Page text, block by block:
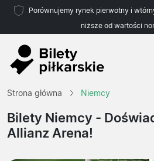
Porównujemy rynek pierwotny i
niższe od wartości
Strona główna
Drużyny
Strona główna Niemcy
Bilety Niemcy -
Allianz Arena!